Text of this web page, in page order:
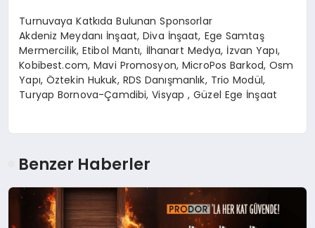
Turnuvaya Katkıda Bulunan Sponsorlar
Akdeniz Meydanı İnşaat, Diva İnşaat, Ege Samtaş
Mermercilik, Etibol Mantı, İlhanart Medya, İzvan Yapı,
Kobibest.com, Mavi Promosyon, MicroPos Barkod, Osm
Yapı, Öztekin Hukuk, RDS Danışmanlık, Trio Modül,
Turyap Bornova-Çamdibi, Visyap , Güzel Ege İnşaat
Benzer Haberler